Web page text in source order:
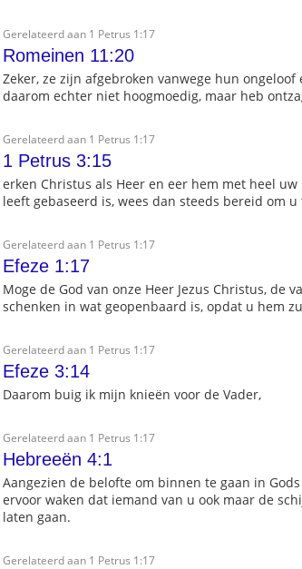
Gerelateerd aan 1 Petrus 1:17
Romeinen 11:20
Zeker, ze zijn afgebroken vanwege hun
daarom echter niet hoogmoedig, maar heb
Gerelateerd aan 1 Petrus 1:17
1 Petrus 3:15
erken Christus als Heer en eer hem met heel
leeft gebaseerd is, wees dan steeds bereid om
Gerelateerd aan 1 Petrus 1:17
Efeze 1:17
Moge de God van onze Heer Jezus Christus, de
schenken in wat geopenbaard is, opdat u hem
Gerelateerd aan 1 Petrus 1:17
Efeze 3:14
Daarom buig ik mijn knieën voor de Vader,
Gerelateerd aan 1 Petrus 1:17
Hebreeën 4:1
Aangezien de belofte om binnen te gaan in
ervoor waken dat iemand van u ook maar de
laten gaan.
Gerelateerd aan 1 Petrus 1:17